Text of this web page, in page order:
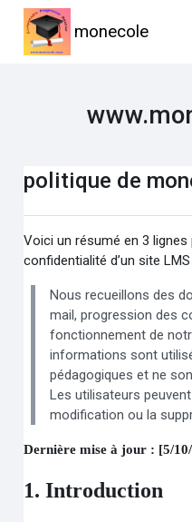
Passer au contenu principal
monecole
politique de
Voici un résumé en 3
confidentialité d’un site
Nous recueillons des
mail, progression des
fonctionnement de
informations sont
pédagogiques et ne
Les utilisateurs
modification ou la
Dernière mise à jour : [5/
1. Introduction